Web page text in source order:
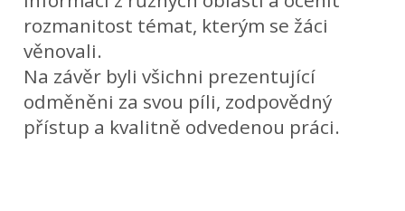
rozmanitost témat, kterým se žáci
věnovali.
Na závěr byli všichni prezentující
odměněni za svou píli, zodpovědný
přístup a kvalitně odvedenou práci.